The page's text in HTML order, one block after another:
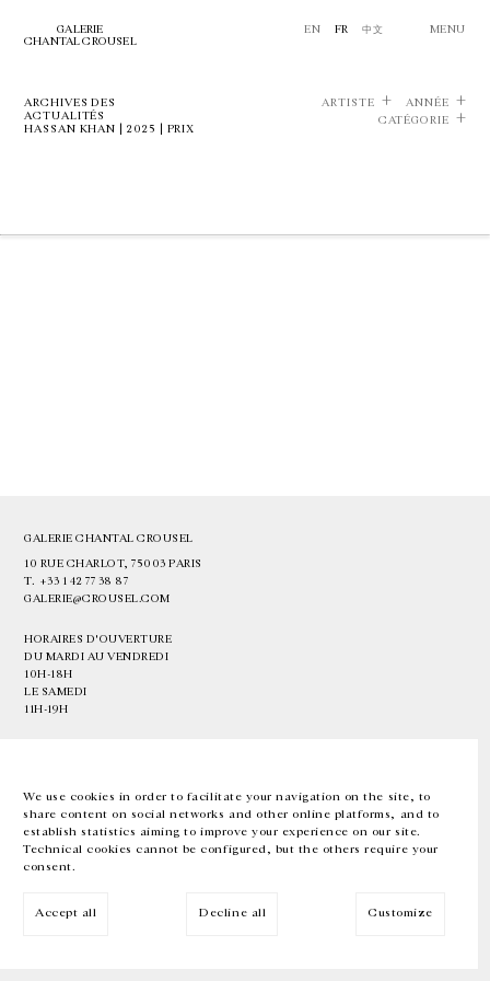
We use cookies in order to facilitate your navigation on the site, to
share content on social networks and other online platforms, and to
establish statistics aiming to improve your experience on our site.
Technical cookies cannot be configured, but the others require your
consent.
Accept all Decline all Customize
GALERIE
CHANTAL CROUSEL
EN FR 中文 MENU
ARCHIVES DES
ACTUALITÉS
HASSAN KHAN | 2025 | PRIX
ARTISTE
ANNÉE
CATÉGORIE
GALERIE CHANTAL CROUSEL
10 RUE CHARLOT, 75003 PARIS
T. +33 1 42 77 38 87
GALERIE@CROUSEL.COM
HORAIRES D'OUVERTURE
DU MARDI AU VENDREDI
10H-18H
LE SAMEDI
11H-19H
EN FR 中文 Facebook Instagram
Inscrivez-vous à notre newsletter